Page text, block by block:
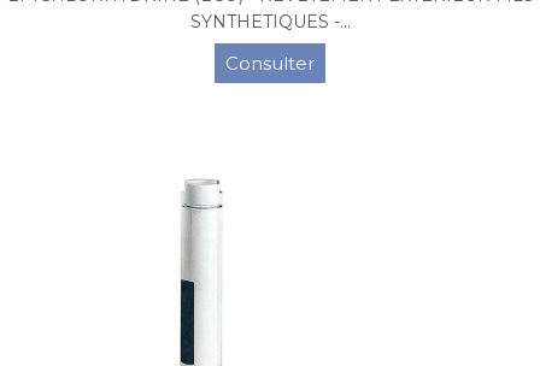
SYNTHETIQUES -...
Consulter